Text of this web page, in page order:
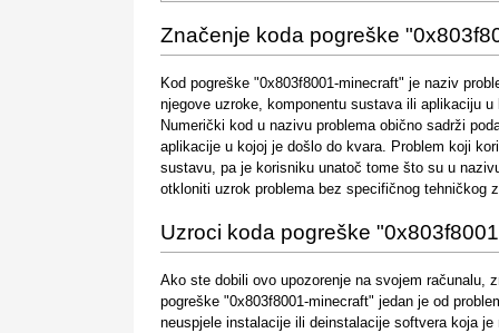
Značenje koda pogreške
Kod pogreške "0x803f8001-minecraft" je naziv
njegove uzroke, komponentu sustava ili aplikaciju
Numerički kod u nazivu problema obično sadrži
aplikacije u kojoj je došlo do kvara. Problem koji
sustavu, pa je korisniku unatoč tome što su u
otkloniti uzrok problema bez specifičnog tehničkog
Uzroci koda pogreške
Ako ste dobili ovo upozorenje na svojem računalu,
pogreške "0x803f8001-minecraft" jedan je od
neuspjele instalacije ili deinstalacije softvera koja